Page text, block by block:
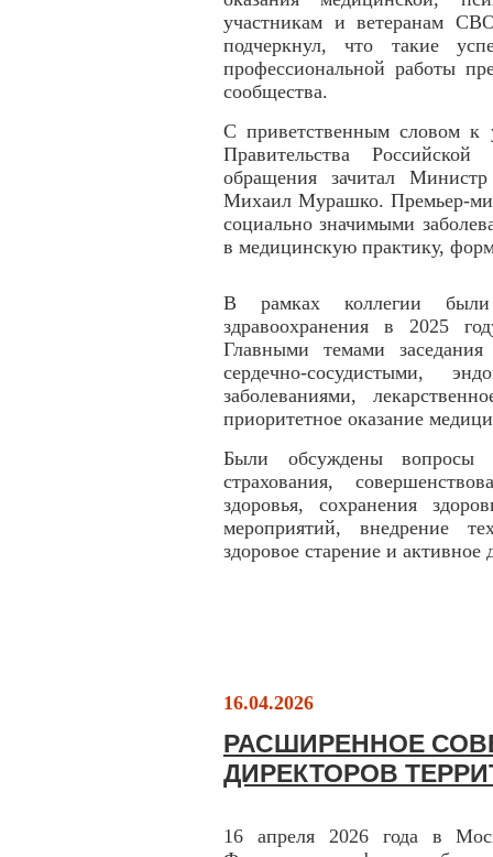
участникам и ветеранам
подчеркнул, что такие
профессиональной работы
сообщества.
С приветственным словом к
Правительства
обращения зачитал
Михаил Мурашко. Премьер-
социально значимыми
в медицинскую практику,
В рамках коллегии были
здравоохранения в 2025
Главными темами
сердечно-сосудистыми,
заболеваниями,
приоритетное оказание
Были обсуждены вопросы
страхования,
здоровья, сохранения
мероприятий, внедрение
здоровое старение и активное
16.04.2026
РАСШИРЕННОЕ
ДИРЕКТОРОВ
16 апреля 2026 года в